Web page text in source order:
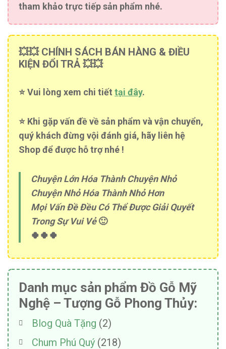
tham khảo trực tiếp sản phẩm nhé.
💥💥 CHÍNH SÁCH BÁN HÀNG & ĐIỀU
KIỆN ĐỔI TRẢ 💥💥
⭐️ Vui lòng xem chi tiết tại đây.
⭐️ Khi gặp vấn đề về sản phẩm và vận chuyển,
quý khách đừng vội đánh giá, hãy liên hệ
Shop để được hỗ trợ nhé !
Chuyện Lớn Hóa Thành Chuyện Nhỏ
Chuyện Nhỏ Hóa Thành Nhỏ Hơn
Mọi Vấn Đề Đều Có Thể Được Giải Quyết
Trong Sự Vui Vẻ🙂
🍀🍀🍀
Danh mục sản phẩm Đồ Gỗ Mỹ
Nghệ – Tượng Gỗ Phong Thủy:
Blog Quà Tặng (2)
Chum Phú Quý(218)